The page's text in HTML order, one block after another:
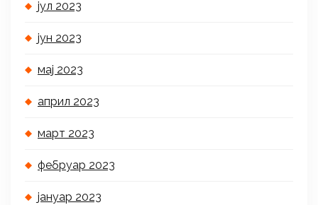
јул 2023
јун 2023
мај 2023
април 2023
март 2023
фебруар 2023
јануар 2023